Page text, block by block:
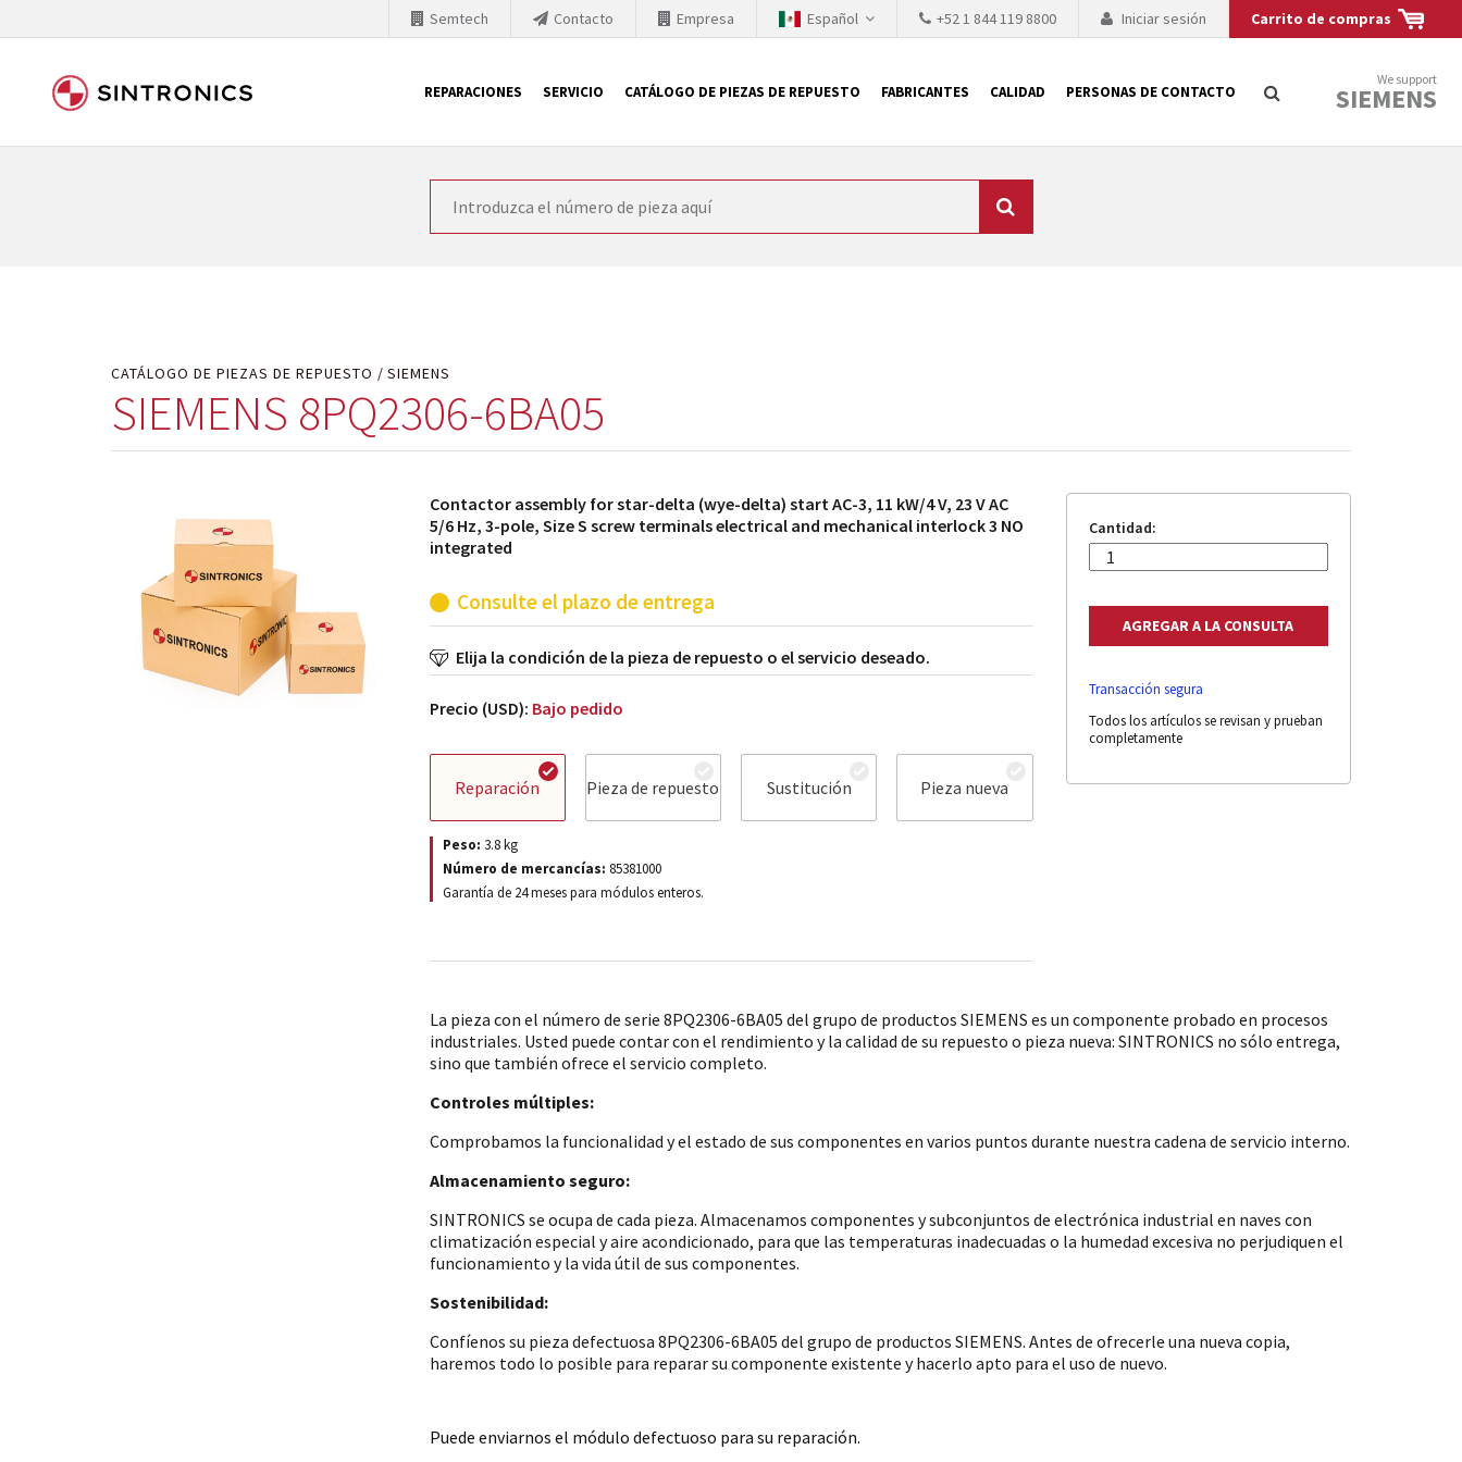
Carrito de compras
Iniciar sesión
+52 1 844 119 8800
Español
Empresa
Contacto
Semtech
REPARACIONES SERVICIO CATÁLOGO DE PIEZAS DE REPUESTO FABRICANTES CALIDAD PERSONAS DE CONTACTO
We support
SIEMENS
Nuestra colaboración con SIEMENS
de módulos descontinuados por módulos del propio almacén.
CATÁLOGO DE PIEZAS DE REPUESTO SIEMENS
SIEMENS 8PQ2306-6BA05
Contactor assembly for star-delta (wye-delta) start AC-3, 11 kW/4 V, 23 V AC
5/6 Hz, 3-pole, Size S screw terminals electrical and mechanical interlock 3 NO
integrated
Consulte el plazo de entrega
Elija la condición de la pieza de repuesto o el servicio deseado.
Precio (USD): Bajo pedido
Reparación Pieza de repuesto Sustitución Pieza nueva
Peso: 3.8kg
Número de mercancías: 85381000
Garantía de 24 meses para módulos enteros.
Cantidad:
Transacción segura
Todos los artículos se revisan y prueban
completamente
La pieza con el número de serie 8PQ2306-6BA05 del grupo de productos SIEMENS es un componente probado en procesos
industriales. Usted puede contar con el rendimiento y la calidad de su repuesto o pieza nueva: SINTRONICS no sólo entrega,
sino que también ofrece el servicio completo.
Controles múltiples:
Comprobamos la funcionalidad y el estado de sus componentes en varios puntos durante nuestra cadena de servicio interno.
Almacenamiento seguro:
SINTRONICS se ocupa de cada pieza. Almacenamos componentes y subconjuntos de electrónica industrial en naves con
climatización especial y aire acondicionado, para que las temperaturas inadecuadas o la humedad excesiva no perjudiquen el
funcionamiento y la vida útil de sus componentes.
Sostenibilidad:
Confíenos su pieza defectuosa 8PQ2306-6BA05 del grupo de productos SIEMENS. Antes de ofrecerle una nueva copia,
haremos todo lo posible para reparar su componente existente y hacerlo apto para el uso de nuevo.
Puede enviarnos el módulo defectuoso para su reparación.